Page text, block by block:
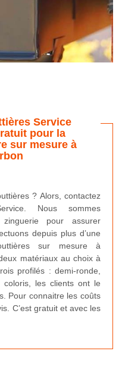
Service
pour la
sur mesure à
? Alors, contactez
Nous sommes
pour assurer
depuis plus d’une
sur mesure à
matériaux au choix à
profilés : demi-ronde,
les clients ont le
Pour connaitre les coûts
C’est gratuit et avec les